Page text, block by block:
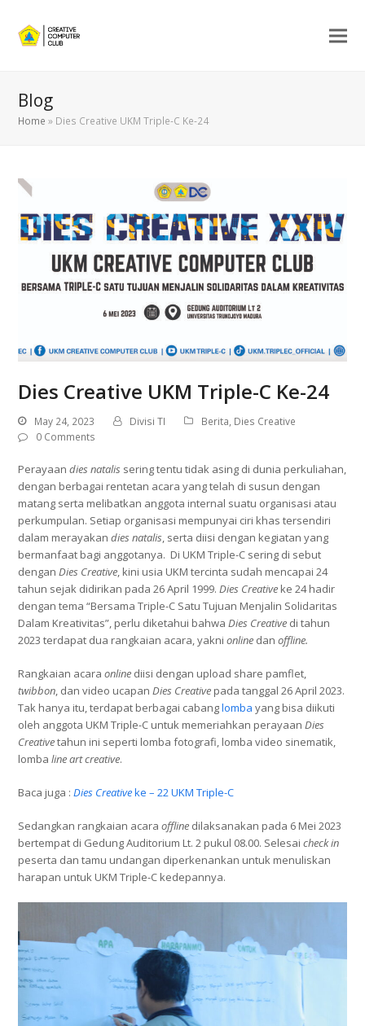
Blog
Home » Dies Creative UKM Triple-C Ke-24
Dies Creative UKM Triple-C Ke-24
May 24, 2023 Divisi TI Berita, Dies Creative
0 Comments
Perayaandies natalis sering tentu tidak asing di dunia perkuliahan,
dengan berbagai rentetan acara yang telah di susun dengan
matang serta melibatkan anggota internal suatu organisasi atau
perkumpulan. Setiap organisasi mempunyai ciri khas tersendiri
dalam merayakandies natalis, serta diisi dengan kegiatan yang
bermanfaat bagi anggotanya. Di UKM Triple-C sering di sebut
denganDies Creative, kini usia UKM tercinta sudah mencapai 24
tahun sejak didirikan pada 26 April 1999.Dies Creative ke 24 hadir
dengan tema “Bersama Triple-C Satu Tujuan Menjalin Solidaritas
Dalam Kreativitas”, perlu diketahui bahwaDies Creative di tahun
2023 terdapat dua rangkaian acara, yaknionline danoffline.
Rangkaian acara online diisi dengan upload share pamflet,
twibbon, dan video ucapanDies Creative pada tanggal 26 April 2023.
Tak hanya itu, terdapat berbagai cabanglomba yang bisa diikuti
oleh anggota UKM Triple-C untuk memeriahkan perayaanDies
Creativetahun ini seperti lomba fotografi, lomba video sinematik,
lombaline art creative.
Baca juga :Dies Creativeke – 22 UKM Triple-C
Sedangkan rangkaian acara offline dilaksanakan pada 6 Mei 2023
bertempat di Gedung Auditorium Lt. 2 pukul 08.00. Selesaicheck in
peserta dan tamu undangan diperkenankan untuk menuliskan
harapan untuk UKM Triple-C kedepannya.